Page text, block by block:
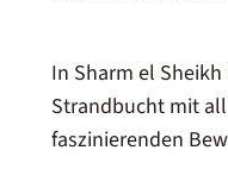
In Sharm el
Strandbucht mit
faszinierenden